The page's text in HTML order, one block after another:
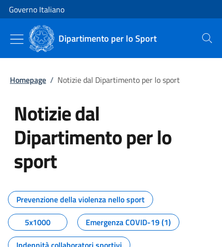
Vai al contenuto
Vai alla navigazione del sito
Governo Italiano
Dipartimento per lo Sport Cerca
Homepage / Notizie dal Dipartimento per lo sport
Notizie dal
Dipartimento per lo
sport
Tutti i contenuti della pagina
Prevenzione della violenza nello sport
5x1000
Emergenza COVID-19 (1)